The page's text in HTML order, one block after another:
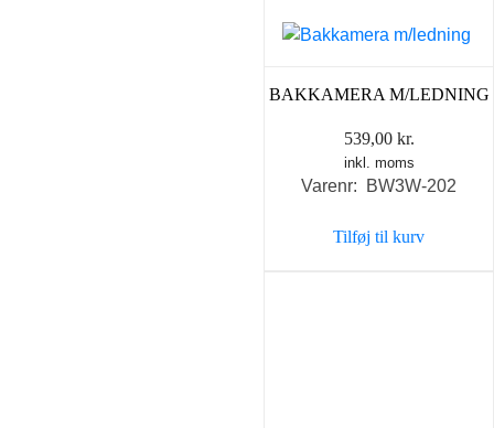
BAKKAMERA M/LEDNING
539,00 kr.
inkl. moms
Varenr: BW3W-202
Tilføj til kurv